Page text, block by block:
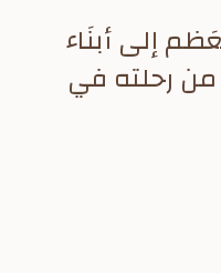
إلى أبنَاء
رحلته في